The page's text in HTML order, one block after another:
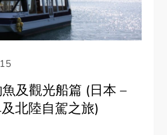
及觀光船篇 (日本 –
北陸自駕之旅)